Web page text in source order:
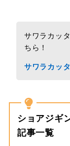
サワラカッ
ちら！
サワラカッ
ショアジギ
記事一覧